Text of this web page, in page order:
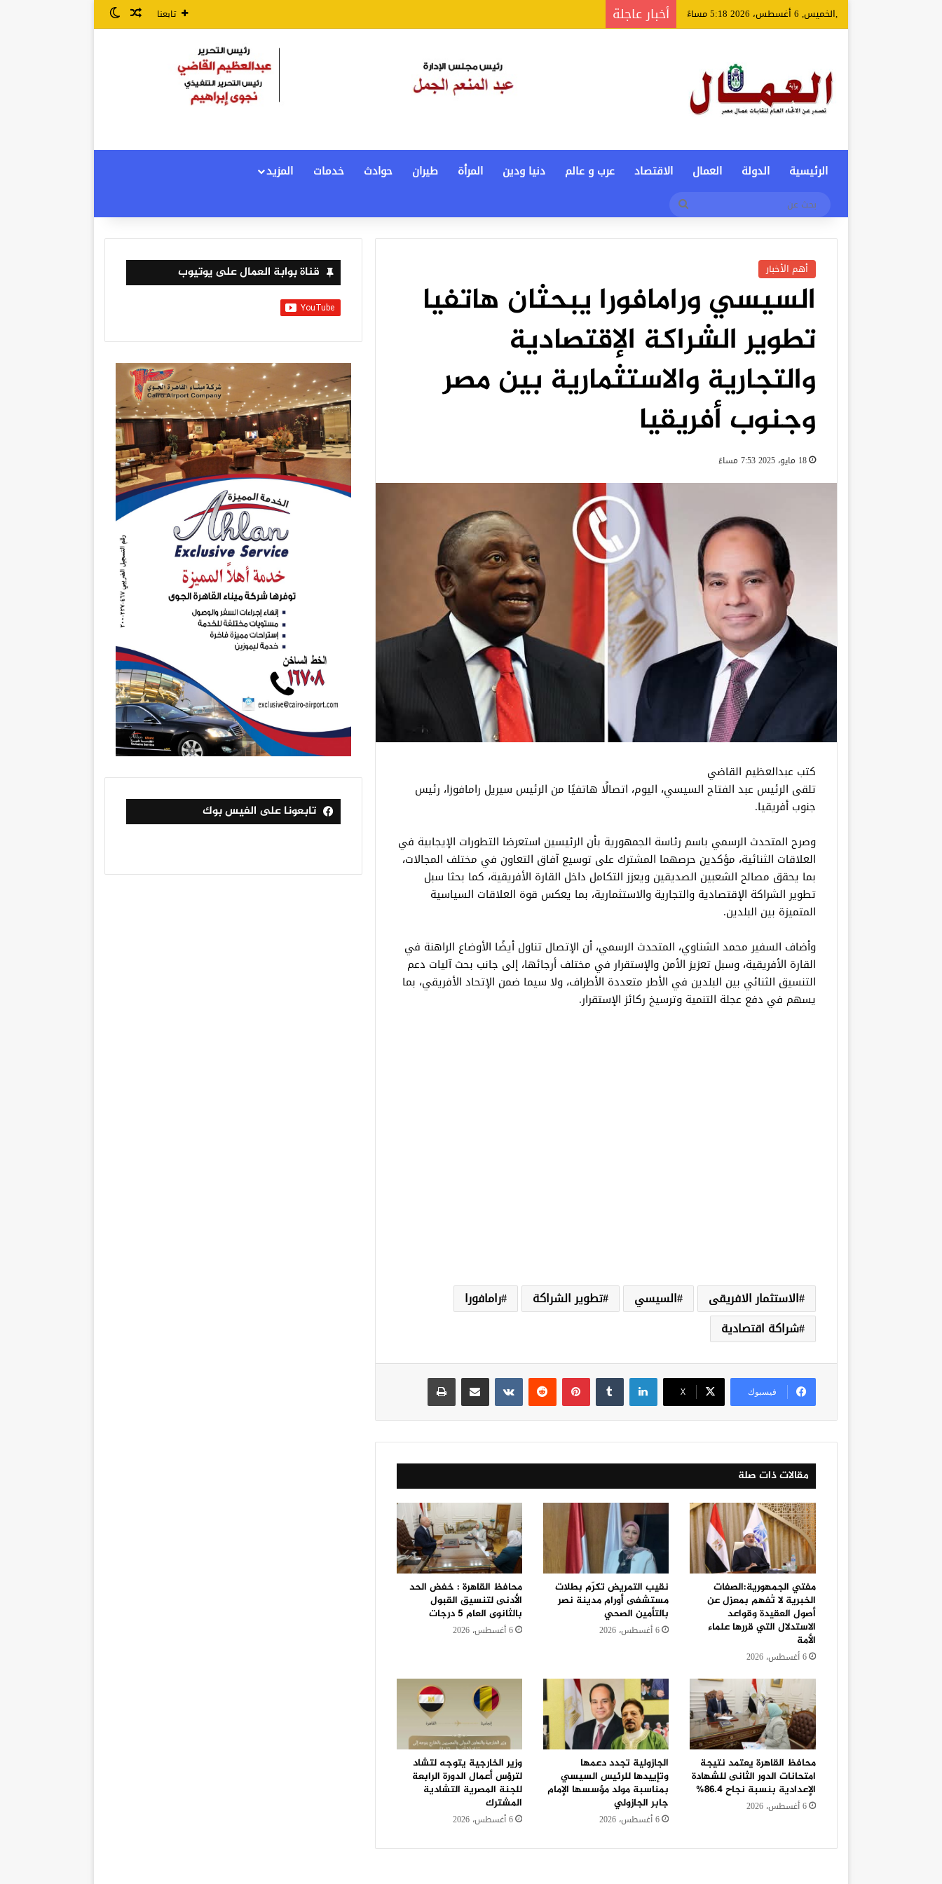
,الخميس, 6 أغسطس، 2026 5:18 مساءً أخبار عاجلة تابعنا مقال عشوائي
الوضع المظلم
الرئيسية الدولة العمال الاقتصاد عرب و عالم دنيا ودين المرأة طيران حوادث خدمات
المزيد
أهم الأخبار
السيسي ورامافورا يبحثان هاتفيا
تطوير الشراكة الإقتصادية
والتجارية والاستثمارية بين مصر
وجنوب أفريقيا
18 مايو، 2025 7:53 مساءً
كتب عبدالعظيم القاضي
تلقى الرئيس عبد الفتاح السيسي، اليوم، اتصالًا هاتفيًا من الرئيس سيريل رامافوزا، رئيس
جنوب أفريقيا.
وصرح المتحدث الرسمي باسم رئاسة الجمهورية بأن الرئيسين استعرضا التطورات الإيجابية في
العلاقات الثنائية، مؤكدين حرصهما المشترك على توسيع آفاق التعاون في مختلف المجالات،
بما يحقق مصالح الشعبين الصديقين ويعزز التكامل داخل القارة الأفريقية، كما بحثا سبل
تطوير الشراكة الإقتصادية والتجارية والاستثمارية، بما يعكس قوة العلاقات السياسية
المتميزة بين البلدين.
وأضاف السفير محمد الشناوي، المتحدث الرسمي، أن الإتصال تناول أيضًا الأوضاع الراهنة في
القارة الأفريقية، وسبل تعزيز الأمن والإستقرار في مختلف أرجائها، إلى جانب بحث آليات دعم
التنسيق الثنائي بين البلدين في الأطر متعددة الأطراف، ولا سيما ضمن الإتحاد الأفريقي، بما
يسهم في دفع عجلة التنمية وترسيخ ركائز الإستقرار.
الاستثمار الافريقى السيسي تطوير الشراكة
رامافورا
شراكة اقتصادية
فيسبوك ‫X
لينكدإن بينتيريست
مقالات ذات صلة
مفتي الجمهورية:الصفات
الخبرية لا تُفهم بمعزل عن
أصول العقيدة وقواعد
الاستدلال التي قررها علماء
الأمة
6 أغسطس، 2026
نقيب التمريض تكرّم بطلات
مستشفى أورام مدينة نصر
بالتأمين الصحي
6 أغسطس، 2026
محافظ القاهرة : خفض الحد
الأدنى لتنسيق القبول
بالثانوى العام 5 درجات
6 أغسطس، 2026
محافظ القاهرة يعتمد نتيجة
امتحانات الدور الثانى للشهادة
الإعدادية بنسبة نجاح 86.4%
6 أغسطس، 2026
الجازولية تجدد دعمها
وتإييدها للرئيس السيسي
بمناسبة مولد مؤسسها الإمام
جابر الجازولي
6 أغسطس، 2026
وزير الخارجية يتوجه لتشاد
لترؤس أعمال الدورة الرابعة
للجنة المصرية التشادية
المشترك
6 أغسطس، 2026
قناة بوابة العمال على يوتيوب
تابعونا على الفيس بوك